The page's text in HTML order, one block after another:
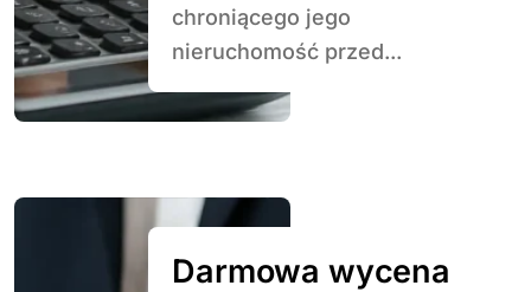
chroniącego jego
nieruchomość przed...
Darmowa wycena